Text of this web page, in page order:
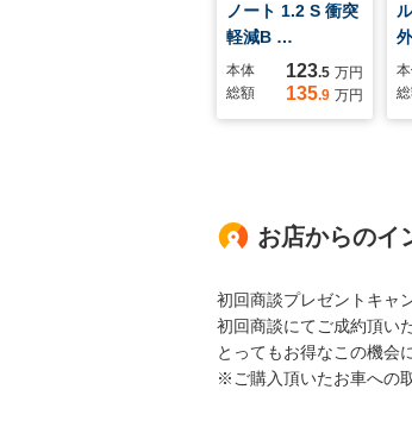
ノート 1.2 S 衝突
軽減B …
本体 123.5 万円
総額
135.9 万円
お店からのイ
初回商談プレゼントキャ
初回商談にてご成約頂い
とってもお得なこの機会
※ご購入頂いたお車への